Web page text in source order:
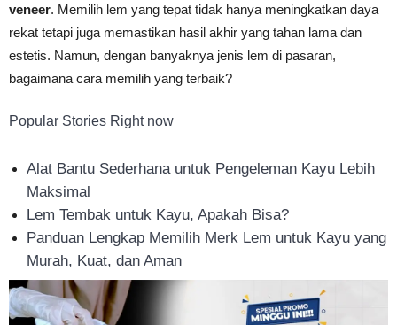
Kering,
Kuat
Lama
veneer. Memilih lem yang tepat tidak hanya meningkatkan daya
rekat tetapi juga memastikan hasil akhir yang tahan lama dan
estetis. Namun, dengan banyaknya jenis lem di pasaran,
bagaimana cara memilih yang terbaik?
Popular Stories Right now
Alat Bantu Sederhana untuk Pengeleman Kayu Lebih
Maksimal
Lem Tembak untuk Kayu, Apakah Bisa?
Panduan Lengkap Memilih Merk Lem untuk Kayu yang
Murah, Kuat, dan Aman